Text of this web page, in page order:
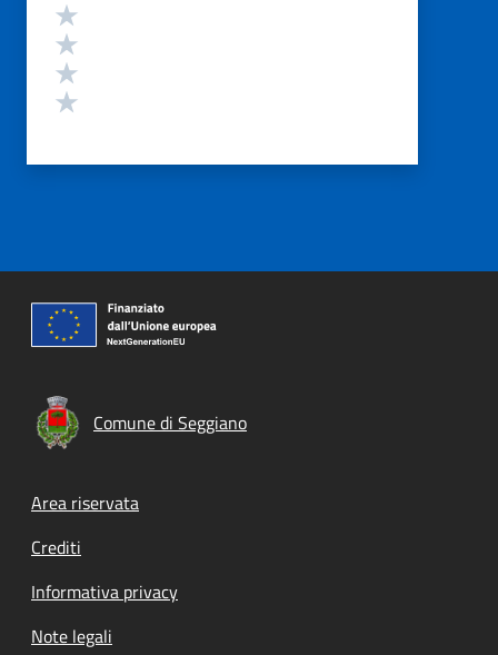
Comune di Seggiano
Footer menu
Area riservata
Crediti
Informativa privacy
Note legali